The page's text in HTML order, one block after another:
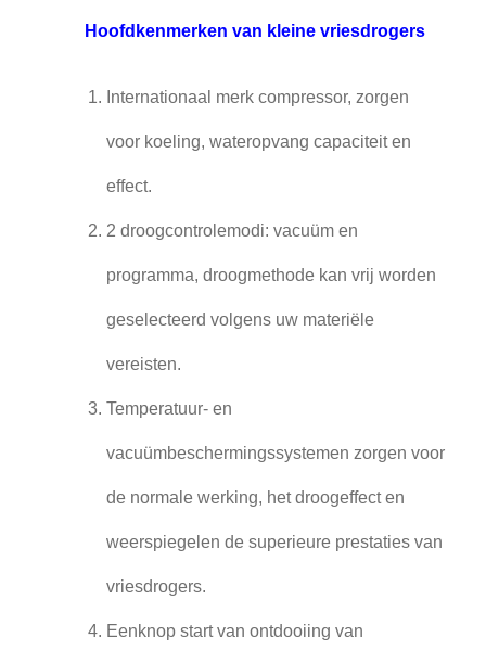
Hoofdkenmerken van kleine vriesdrogers
Internationaal merk compressor, zorgen
voor koeling, wateropvang capaciteit en
effect.
2 droogcontrolemodi: vacuüm en
programma, droogmethode kan vrij worden
geselecteerd volgens uw materiële
vereisten.
Temperatuur- en
vacuümbeschermingssystemen zorgen voor
de normale werking, het droogeffect en
weerspiegelen de superieure prestaties van
vriesdrogers.
Eenknop start van ontdooiing van